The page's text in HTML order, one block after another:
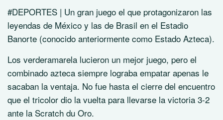
#DEPORTES | Un gran juego el que protagonizaron las
leyendas de México y las de Brasil en el Estadio
Banorte (conocido anteriormente como Estado Azteca).
Los verderamarela lucieron un mejor juego, pero el
combinado azteca siempre lograba empatar apenas le
sacaban la ventaja. No fue hasta el cierre del encuentro
que el tricolor dio la vuelta para llevarse la victoria 3-2
ante la Scratch du Oro.